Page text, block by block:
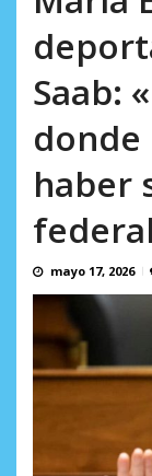
Saab:
donde
haber
mayo 17, 2026